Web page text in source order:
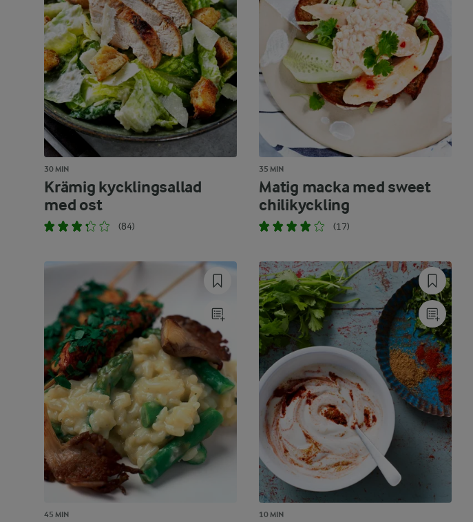
30 MIN
Krämig kycklingsallad
med ost
(84)
35 MIN
Matig macka med sweet
chilikyckling
(17)
45 MIN 10 MIN